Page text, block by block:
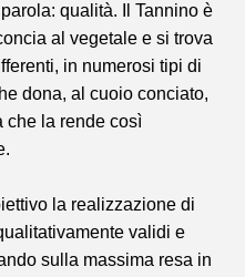
qualità. Il Tannino è
al vegetale e si trova
in numerosi tipi di
dona, al cuoio conciato,
che la rende così
la realizzazione di
validi e
sulla massima resa in